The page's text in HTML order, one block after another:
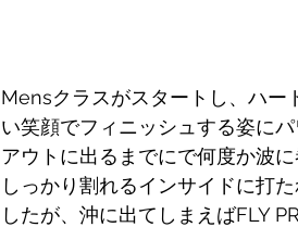
Mensクラスがスタートし、ハー
い笑顔でフィニッシュする姿に
アウトに出るまでにで何度か波
しっかり割れるインサイドに打
したが、沖に出てしまえばFLY